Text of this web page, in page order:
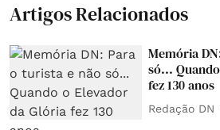
Artigos Relacionados
Memória
só...
fez 130 anos
Redação DN